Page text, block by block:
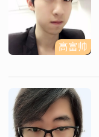
高富帅